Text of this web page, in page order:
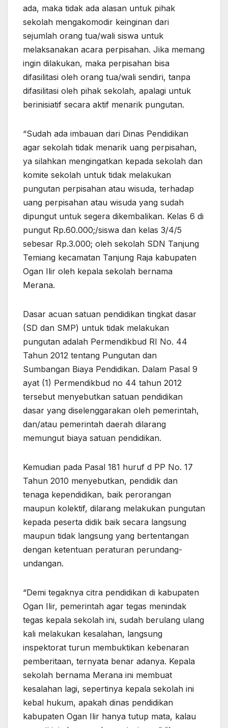
ada, maka tidak ada alasan untuk pihak
sekolah mengakomodir keinginan dari
sejumlah orang tua/wali siswa untuk
melaksanakan acara perpisahan. Jika memang
ingin dilakukan, maka perpisahan bisa
difasilitasi oleh orang tua/wali sendiri, tanpa
difasilitasi oleh pihak sekolah, apalagi untuk
berinisiatif secara aktif menarik pungutan.
“Sudah ada imbauan dari Dinas Pendidikan
agar sekolah tidak menarik uang perpisahan,
ya silahkan mengingatkan kepada sekolah dan
komite sekolah untuk tidak melakukan
pungutan perpisahan atau wisuda, terhadap
uang perpisahan atau wisuda yang sudah
dipungut untuk segera dikembalikan. Kelas 6 di
pungut Rp.60.000;/siswa dan kelas 3/4/5
sebesar Rp.3.000; oleh sekolah SDN Tanjung
Temiang kecamatan Tanjung Raja kabupaten
Ogan Ilir oleh kepala sekolah bernama
Merana.
Dasar acuan satuan pendidikan tingkat dasar
(SD dan SMP) untuk tidak melakukan
pungutan adalah Permendikbud RI No. 44
Tahun 2012 tentang Pungutan dan
Sumbangan Biaya Pendidikan. Dalam Pasal 9
ayat (1) Permendikbud no 44 tahun 2012
tersebut menyebutkan satuan pendidikan
dasar yang diselenggarakan oleh pemerintah,
dan/atau pemerintah daerah dilarang
memungut biaya satuan pendidikan.
Kemudian pada Pasal 181 huruf d PP No. 17
Tahun 2010 menyebutkan, pendidik dan
tenaga kependidikan, baik perorangan
maupun kolektif, dilarang melakukan pungutan
kepada peserta didik baik secara langsung
maupun tidak langsung yang bertentangan
dengan ketentuan peraturan perundang-
undangan.
“Demi tegaknya citra pendidikan di kabupaten
Ogan Ilir, pemerintah agar tegas menindak
tegas kepala sekolah ini, sudah berulang ulang
kali melakukan kesalahan, langsung
inspektorat turun membuktikan kebenaran
pemberitaan, ternyata benar adanya. Kepala
sekolah bernama Merana ini membuat
kesalahan lagi, sepertinya kepala sekolah ini
kebal hukum, apakah dinas pendidikan
kabupaten Ogan Ilir hanya tutup mata, kalau